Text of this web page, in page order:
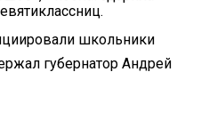
школьники
губернатор Андрей